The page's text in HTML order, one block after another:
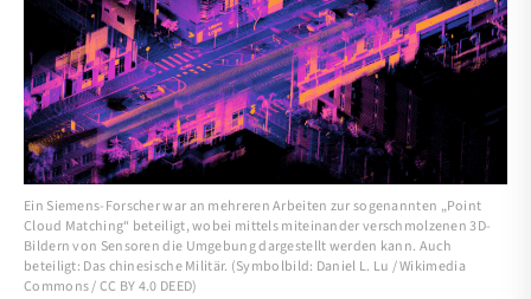
Ein Siemens-Forscher war an mehreren Arbeiten zur sogenannten „Point
Cloud Matching“ beteiligt, wobei mittels miteinander verschmolzenen 3D-
Bildern von Sensoren die Umgebung dargestellt werden kann. Auch
beteiligt: Das chinesische Militär. (Symbolbild: Daniel L. Lu / Wikimedia
Commons / CC BY 4.0 DEED)